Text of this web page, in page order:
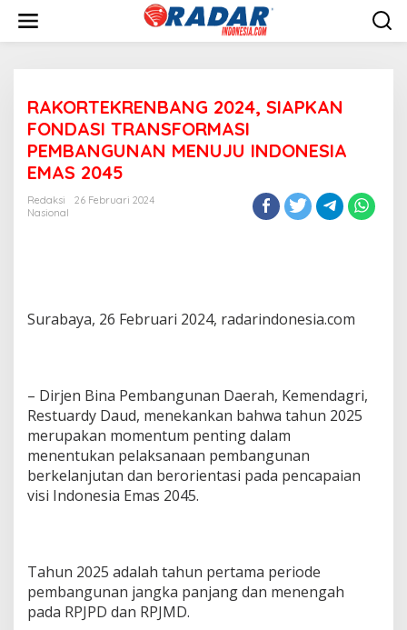
w
RAKORTEKRENBANG 2024, SIAPKAN
FONDASI TRANSFORMASI
PEMBANGUNAN MENUJU INDONESIA
EMAS 2045
Redaksi
26 Februari 2024
Nasional
Surabaya, 26 Februari 2024, radarindonesia.com
– Dirjen Bina Pembangunan Daerah, Kemendagri,
Restuardy Daud, menekankan bahwa tahun 2025
merupakan momentum penting dalam
menentukan pelaksanaan pembangunan
berkelanjutan dan berorientasi pada pencapaian
visi Indonesia Emas 2045.
Tahun 2025 adalah tahun pertama periode
pembangunan jangka panjang dan menengah
pada RPJPD dan RPJMD.